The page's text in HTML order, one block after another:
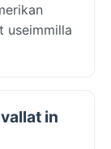
useimmilla
in